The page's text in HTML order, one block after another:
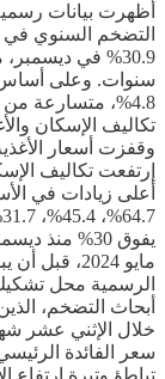
أظهرت بيانات
30.9% في
سنوات. وعلى أساس
تكاليف الإسكان
أعلى زيادات في
مايو 2024،
الرسمية محل
خلال الإثني عشر